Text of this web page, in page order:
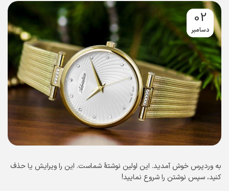
02
دسامبر
به وردپرس خوش آمدید. این اولین نوشتهٔ شماست. این را ویرایش یا حذف
کنید، سپس نوشتن را شروع نمایید!